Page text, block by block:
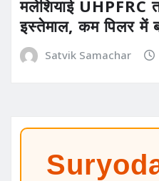
मलेशियाई UHPFRC
इस्तेमाल, कम पिलर में
Satvik Samachar